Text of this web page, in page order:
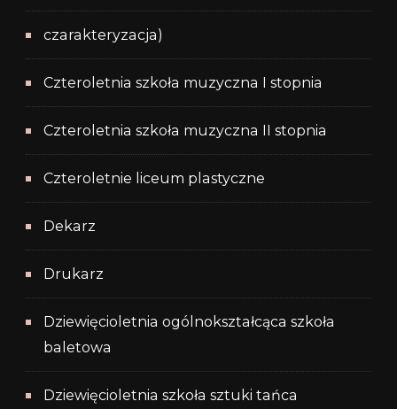
czarakteryzacja)
Czteroletnia szkoła muzyczna I stopnia
Czteroletnia szkoła muzyczna II stopnia
Czteroletnie liceum plastyczne
Dekarz
Drukarz
Dziewięcioletnia ogólnokształcąca szkoła
baletowa
Dziewięcioletnia szkoła sztuki tańca